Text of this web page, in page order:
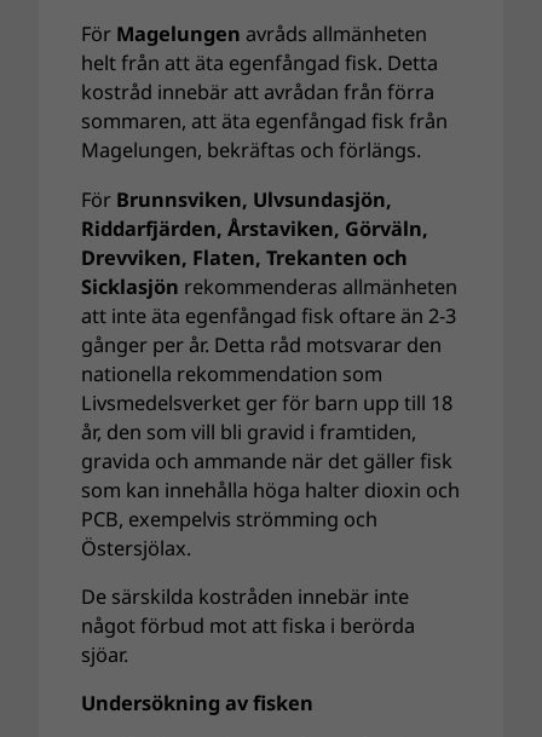
För Magelungen avråds allmänheten
helt från att äta egenfångad fisk. Detta
kostråd innebär att avrådan från förra
sommaren, att äta egenfångad fisk från
Magelungen, bekräftas och förlängs.
För Brunnsviken, Ulvsundasjön,
Riddarfjärden, Årstaviken, Görväln,
Drevviken, Flaten, Trekanten och
Sicklasjön rekommenderas allmänheten
att inte äta egenfångad fisk oftare än 2-3
gånger per år. Detta råd motsvarar den
nationella rekommendation som
Livsmedelsverket ger för barn upp till 18
år, den som vill bli gravid i framtiden,
gravida och ammande när det gäller fisk
som kan innehålla höga halter dioxin och
PCB, exempelvis strömming och
Östersjölax.
De särskilda kostråden innebär inte
något förbud mot att fiska i berörda
sjöar.
Undersökning av fisken